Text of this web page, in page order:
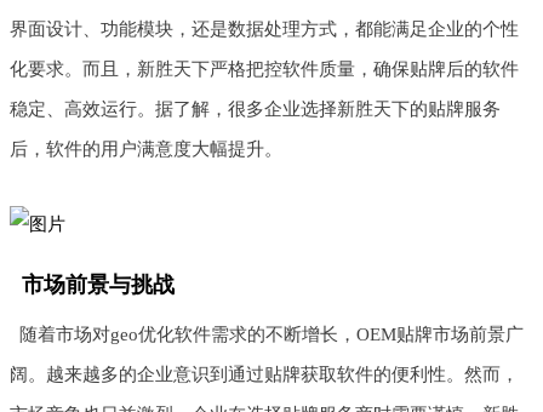
界面设计、功能模块，还是数据处理方式，都能满足企业的个性
化要求。而且，新胜天下严格把控软件质量，确保贴牌后的软件
稳定、高效运行。据了解，很多企业选择新胜天下的贴牌服务
后，软件的用户满意度大幅提升。
市场前景与挑战
随着市场对geo优化软件需求的不断增长，OEM贴牌市场前景广
阔。越来越多的企业意识到通过贴牌获取软件的便利性。然而，